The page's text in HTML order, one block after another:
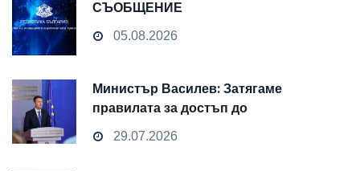
СЪОБЩЕНИЕ
05.08.2026
Министър Василев: Затягаме
правилата за достъп до
чувствителни данни
29.07.2026